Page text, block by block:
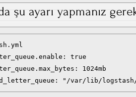
şu ayarı yapmanız
true
1024mb
"/var/lib/logstash/